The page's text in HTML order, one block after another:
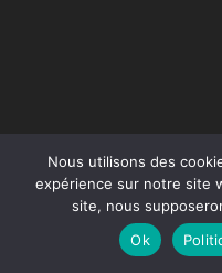
Nous utilisons des
expérience sur notre site
site, nous
Ok